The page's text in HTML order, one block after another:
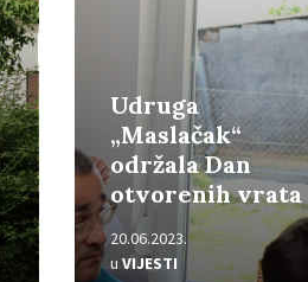
Udruga
„Maslačak“
održala Dan
otvorenih vrata
20.06.2023.
u VIJESTI